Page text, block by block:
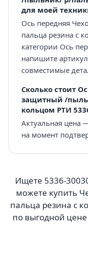
для моей
Ось передняя
пальца резина с
категории Ось
напишите
совместимые
Сколько стоит
защитный /
кольцом РТИ
Актуальная цена
на момент
Ищете 5336-
можете купить
пальца резина с
по выгодной цене